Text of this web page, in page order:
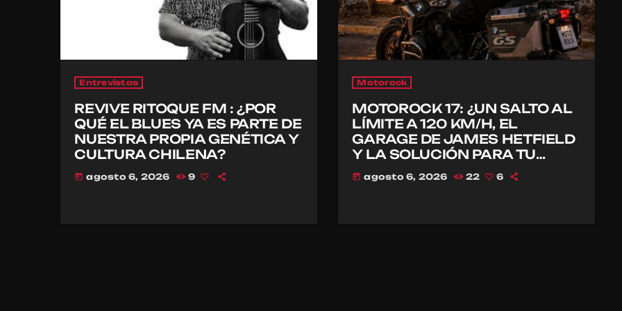
Entrevistas
REVIVE RITOQUE FM : ¿POR
QUÉ EL BLUES YA ES PARTE DE
NUESTRA PROPIA GENÉTICA Y
CULTURA CHILENA?
today agosto 6, 2026 9
Motorock
MOTOROCK 17: ¿UN SALTO AL
LÍMITE A 120 KM/H, EL
GARAGE DE JAMES HETFIELD
Y LA SOLUCIÓN PARA TU
CASCO?
today agosto 6, 2026 22 6